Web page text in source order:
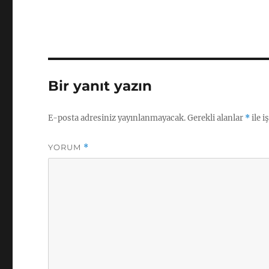
Bir yanıt yazın
E-posta adresiniz yayınlanmayacak.Gerekli alanlar *ile
YORUM *